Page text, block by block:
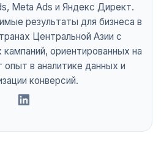
Meta Ads и Яндекс Директ.
результаты для бизнеса в
Центральной Азии с
ориентированных на
в аналитике данных и
конверсий.